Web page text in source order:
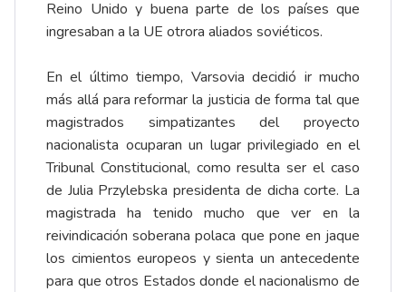
Reino Unido y buena parte de los países que
ingresaban a la UE otrora aliados soviéticos.
En el último tiempo, Varsovia decidió ir mucho
más allá para reformar la justicia de forma tal que
magistrados simpatizantes del proyecto
nacionalista ocuparan un lugar privilegiado en el
Tribunal Constitucional, como resulta ser el caso
de Julia Przylebska presidenta de dicha corte. La
magistrada ha tenido mucho que ver en la
reivindicación soberana polaca que pone en jaque
los cimientos europeos y sienta un antecedente
para que otros Estados donde el nacionalismo de